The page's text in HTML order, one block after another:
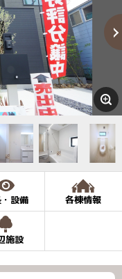
設備 各棟情報
施設